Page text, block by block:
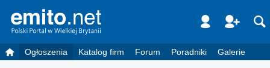
Ogłoszenia Katalog firm Forum Poradniki Galerie